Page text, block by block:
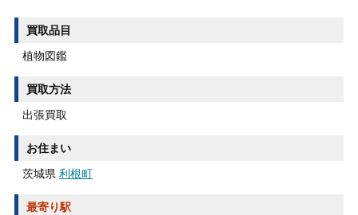
買取品目
植物図鑑
買取方法
出張買取
お住まい
茨城県 利根町
最寄り駅